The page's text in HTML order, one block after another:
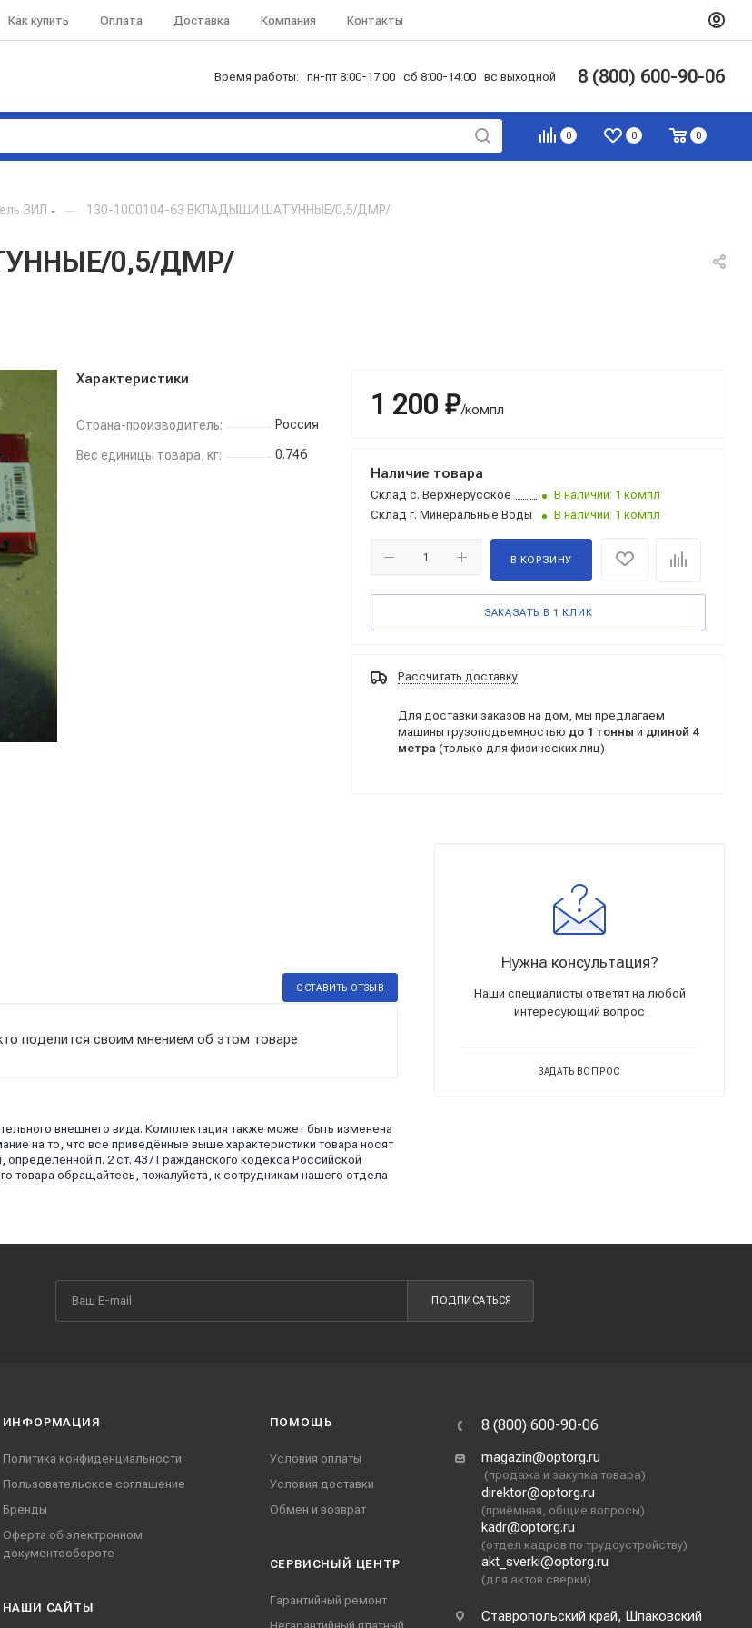
Как купить Оплата Доставка Компания Контакты
Время работы: пн-пт 8:00-17:00 сб 8:00-14:00 вс выходной 8 (800) 600-90-06
0 0 0
ЗИЛ — 130-1000104-63 ВКЛАДЫШИ ШАТУННЫЕ/0,5/ДМР/
0,5/ДМР/
Характеристики
Страна-производитель: Россия
Вес единицы товара, кг: 0.746
1 200 ₽/компл
Наличие товара
Склад с. Верхнерусское
В наличии: 1 компл
Склад г. Минеральные Воды В наличии: 1 компл
В КОРЗИНУ
ЗАКАЗАТЬ В 1 КЛИК
Рассчитать доставку
Для доставки заказов на дом, мы предлагаем
машины грузоподъемностью до 1 тонны и длиной 4
метра (только для физических лиц)
ОСТАВИТЬ ОТЗЫВ
поделится своим мнением об этом товаре
внешнего вида. Комплектация также может быть изменена
на то, что все приведённые выше характеристики товара носят
п. 2 ст. 437 Гражданского кодекса Российской
товара обращайтесь, пожалуйста, к сотрудникам нашего отдела
Нужна консультация?
Наши специалисты ответят на любой
интересующий вопрос
ЗАДАТЬ ВОПРОС
ПОДПИСАТЬСЯ
ИНФОРМАЦИЯ
Политика конфиденциальности
Пользовательское соглашение
Бренды
Оферта об электронном
документообороте
НАШИ CАЙТЫ
ПОМОЩЬ
Условия оплаты
Условия доставки
Обмен и возврат
СЕРВИСНЫЙ ЦЕНТР
Гарантийный ремонт
8 (800) 600-90-06
magazin@optorg.ru
(продажа и закупка товара)
direktor@optorg.ru
(приёмная, общие вопросы)
kadr@optorg.ru
(отдел кадров по трудоустройству)
akt_sverki@optorg.ru
(для актов сверки)
Ставропольский край, Шпаковский